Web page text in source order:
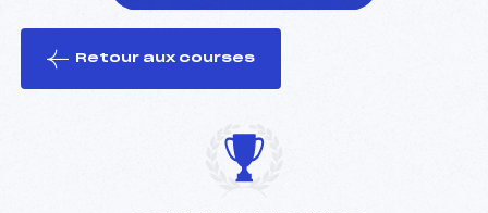
le ski
Retour aux courses